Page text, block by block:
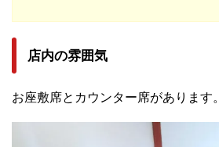
店内の雰囲気
お座敷席とカウンター席があります。